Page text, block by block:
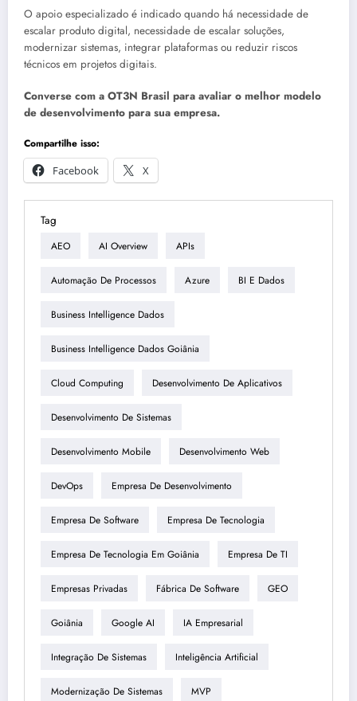
O apoio especializado é indicado quando há necessidade de
escalar produto digital, necessidade de escalar soluções,
modernizar sistemas, integrar plataformas ou reduzir riscos
técnicos em projetos digitais.
Converse com a OT3N Brasil para avaliar o melhor modelo
de desenvolvimento para sua empresa.
Compartilhe isso:
Facebook
X
Tag
AEO AI Overview APIs
Automação De Processos Azure BI E Dados
Business Intelligence Dados
Business Intelligence Dados Goiânia
Cloud Computing Desenvolvimento De Aplicativos
Desenvolvimento De Sistemas
Desenvolvimento Mobile Desenvolvimento Web
DevOps Empresa De Desenvolvimento
Empresa De Software Empresa De Tecnologia
Empresa De Tecnologia Em Goiânia Empresa De TI
Empresas Privadas Fábrica De Software GEO
Goiânia Google AI IA Empresarial
Integração De Sistemas Inteligência Artificial
Modernização De Sistemas MVP